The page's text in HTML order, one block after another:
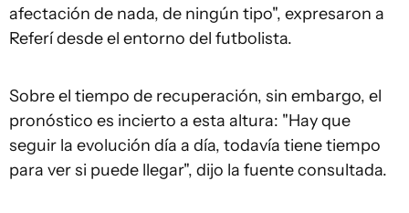
afectación de nada, de ningún tipo", expresaron a
Referí desde el entorno del futbolista.
Sobre el tiempo de recuperación, sin embargo, el
pronóstico es incierto a esta altura: "Hay que
seguir la evolución día a día, todavía tiene tiempo
para ver si puede llegar", dijo la fuente consultada.